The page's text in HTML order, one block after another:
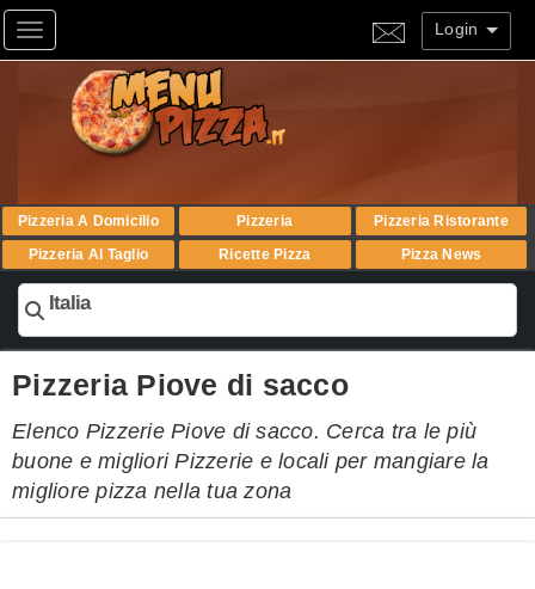
Toggle navigation Login
Pizzeria A Domicilio Pizzeria
Pizzeria Ristorante
Pizzeria Al Taglio
Ricette Pizza Pizza News
Italia
Pizzeria Piove di sacco
Elenco Pizzerie Piove di sacco. Cerca tra le più
buone e migliori Pizzerie e locali per mangiare la
migliore pizza nella tua zona